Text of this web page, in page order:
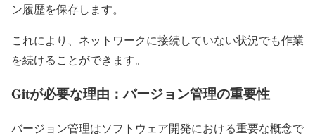
ン履歴を保存します。
これにより、ネットワークに接続していない状況でも作業
を続けることができます。
Gitが必要な理由：バージョン管理の重要性
バージョン管理はソフトウェア開発における重要な概念で